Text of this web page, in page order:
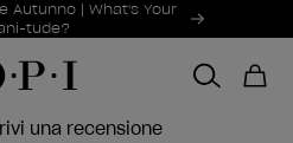
Autunno | What's Your
tude?
una recensione